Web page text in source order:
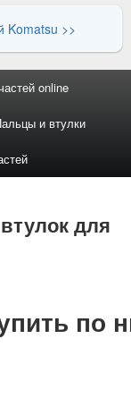
Komatsu >>
online
и втулки
для